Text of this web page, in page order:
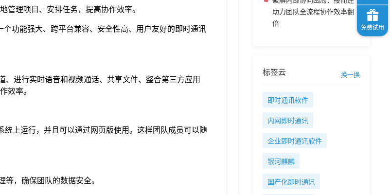
管理项目、安排任务，提高协作效率。
功能强大、跨平台兼容、安全性高、用户友好的即时通讯
、进行实时语音和视频通话、共享文件、整合第三方应用
效率。
统上运行，并且可以通过网页版使用。这样团队成员可以随
等，确保团队的数据安全。
助力团队全流程协作效率翻
倍
标签云 换一换
即时通讯软件
内网即时通讯
企业即时通讯软件
银河麒麟
国产化即时通讯